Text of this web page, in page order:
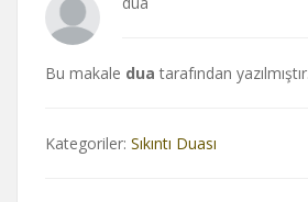
Bu makale dua tarafından yazılmıştır.
Kategoriler: Sıkıntı Duası